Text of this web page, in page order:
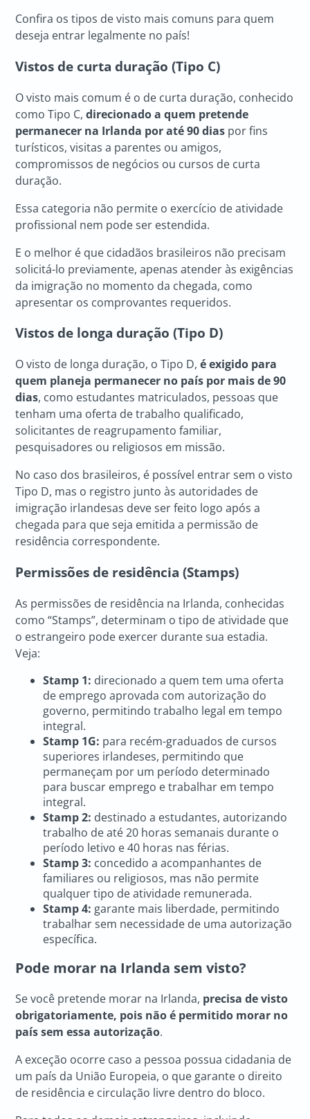
Confira os tipos de visto mais comuns para quem
deseja entrar legalmente no país!
Vistos de curta duração (Tipo C)
O visto mais comum é o de curta duração, conhecido
como Tipo C,direcionado a quem pretende
permanecer na Irlanda por até 90 dias por fins
turísticos, visitas a parentes ou amigos,
compromissos de negócios ou cursos de curta
duração.
Essa categoria não permite o exercício de atividade
profissional nem pode ser estendida.
E o melhor é que cidadãos brasileiros não precisam
solicitá-lo previamente, apenas atender às exigências
da imigração no momento da chegada, como
apresentar os comprovantes requeridos.
Vistos de longa duração (Tipo D)
O visto de longa duração, o Tipo D,é exigido para
quem planeja permanecer no país por mais de 90
dias, como estudantes matriculados, pessoas que
tenham uma oferta de trabalho qualificado,
solicitantes de reagrupamento familiar,
pesquisadores ou religiosos em missão.
No caso dos brasileiros, é possível entrar sem o visto
Tipo D, mas o registro junto às autoridades de
imigração irlandesas deve ser feito logo após a
chegada para que seja emitida a permissão de
residência correspondente.
Permissões de residência (Stamps)
As permissões de residência na Irlanda, conhecidas
como “Stamps”, determinam o tipo de atividade que
o estrangeiro pode exercer durante sua estadia.
Veja:
Stamp 1: direcionado a quem tem uma oferta
de emprego aprovada com autorização do
governo, permitindo trabalho legal em tempo
integral.
Stamp 1G: para recém-graduados de cursos
superiores irlandeses, permitindo que
permaneçam por um período determinado
para buscar emprego e trabalhar em tempo
integral.
Stamp 2: destinado a estudantes, autorizando
trabalho de até 20 horas semanais durante o
período letivo e 40 horas nas férias.
Stamp 3: concedido a acompanhantes de
familiares ou religiosos, mas não permite
qualquer tipo de atividade remunerada.
Stamp 4: garante mais liberdade, permitindo
trabalhar sem necessidade de uma autorização
específica.
Pode morar na Irlanda sem visto?
Se você pretende morar na Irlanda, precisa de visto
obrigatoriamente, pois não é permitido morar no
país sem essa autorização.
A exceção ocorre caso a pessoa possua cidadania de
um país da União Europeia, o que garante o direito
de residência e circulação livre dentro do bloco.